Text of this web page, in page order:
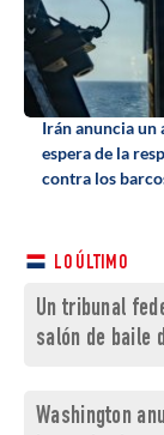
Irán anuncia un
espera de la
contra los
LO ÚLTIMO
Un tribunal
salón de baile
Washington